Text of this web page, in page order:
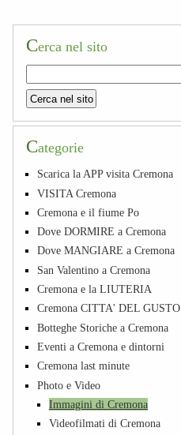
Cerca nel sito
Categorie
Scarica la APP visita Cremona
VISITA Cremona
Cremona e il fiume Po
Dove DORMIRE a Cremona
Dove MANGIARE a Cremona
San Valentino a Cremona
Cremona e la LIUTERIA
Cremona CITTA' DEL GUSTO
Botteghe Storiche a Cremona
Eventi a Cremona e dintorni
Cremona last minute
Photo e Video
Immagini di Cremona
Videofilmati di Cremona